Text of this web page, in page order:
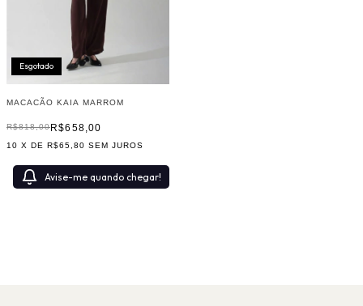
Esgotado
MACACÃO KAIA MARROM
R$658,00
R$818,00
10 X DER$65,80 SEM JUROS
Avise-me quando chegar!